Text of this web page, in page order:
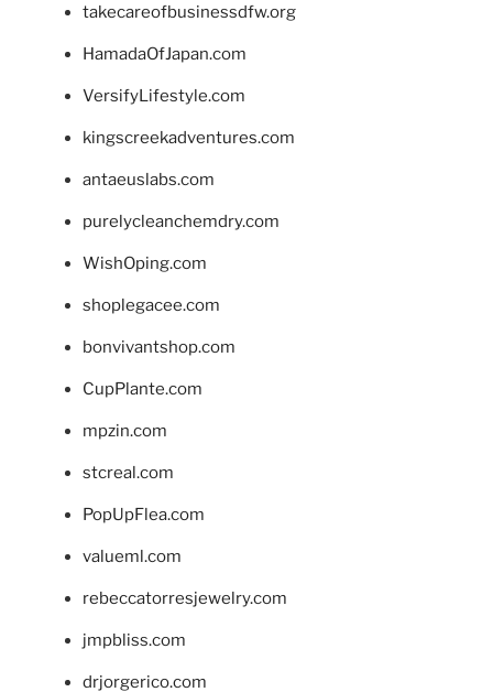
takecareofbusinessdfw.org
HamadaOfJapan.com
VersifyLifestyle.com
kingscreekadventures.com
antaeuslabs.com
purelycleanchemdry.com
WishOping.com
shoplegacee.com
bonvivantshop.com
CupPlante.com
mpzin.com
stcreal.com
PopUpFlea.com
valueml.com
rebeccatorresjewelry.com
jmpbliss.com
drjorgerico.com